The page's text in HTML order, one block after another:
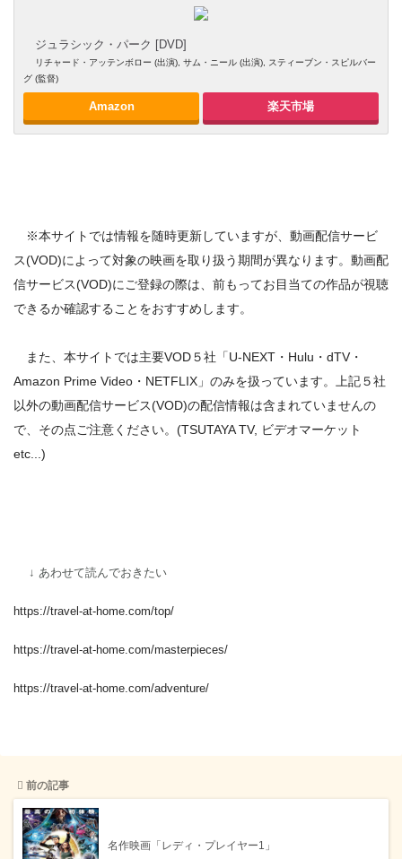
ジュラシック・パーク [DVD]
リチャード・アッテンボロー (出演), サム・ニール (出演), スティーブン・スピルバー
グ (監督)
Amazon 楽天市場
※本サイトでは情報を随時更新していますが、動画配信サービ
ス(VOD)によって対象の映画を取り扱う期間が異なります。動画配
信サービス(VOD)にご登録の際は、前もってお目当ての作品が視聴
できるか確認することをおすすめします。
また、本サイトでは主要VOD５社「U-NEXT・Hulu・dTV・
Amazon Prime Video・NETFLIX」のみを扱っています。上記５社
以外の動画配信サービス(VOD)の配信情報は含まれていませんの
で、その点ご注意ください。(TSUTAYA TV, ビデオマーケット
etc...)
↓ あわせて読んでおきたい
https://travel-at-home.com/top/
https://travel-at-home.com/masterpieces/
https://travel-at-home.com/adventure/
前の記事
名作映画「レディ・プレイヤー1」